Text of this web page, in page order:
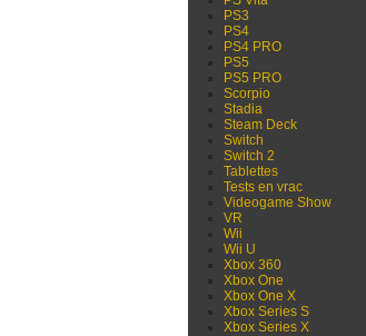
PS3
PS4
PS4 PRO
PS5
PS5 PRO
Scorpio
Stadia
Steam Deck
Switch
Switch 2
Tablettes
Tests en vrac
Videogame Show
VR
Wii
Wii U
Xbox 360
Xbox One
Xbox One X
Xbox Series S
Xbox Series X